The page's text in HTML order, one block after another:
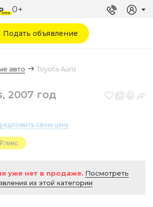
0+
Подать объявление
авто Toyota Auris
2007 год
свою цену
мес
уже нет в продаже. Посмотреть
из этой категории